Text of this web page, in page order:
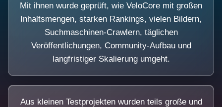
Mit ihnen wurde geprüft, wie VeloCore mit großen
Inhaltsmengen, starken Rankings, vielen Bildern,
Suchmaschinen-Crawlern, täglichen
Veröffentlichungen, Community-Aufbau und
langfristiger Skalierung umgeht.
Aus kleinen Testprojekten wurden teils große und